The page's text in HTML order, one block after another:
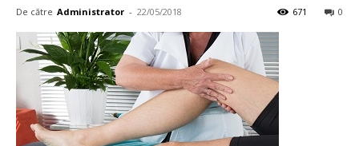
De către Administrator - 22/05/2018 0
671